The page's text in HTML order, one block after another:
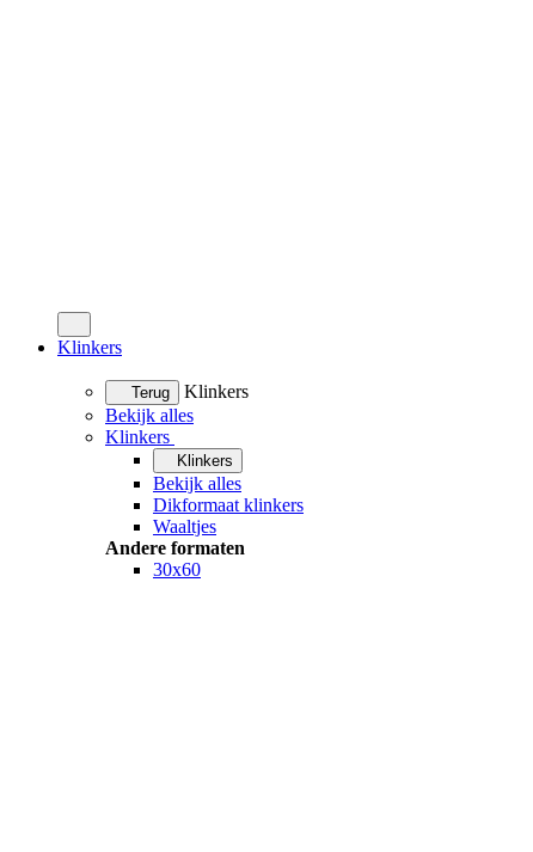
Klinkers
Terug
Klinkers
Bekijk alles
Klinkers
Klinkers
Bekijk alles
Dikformaat klinkers
Waaltjes
Andere formaten
30x60